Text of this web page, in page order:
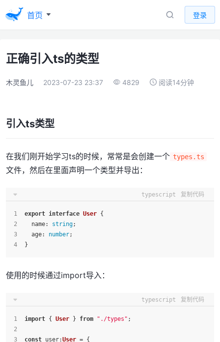
首页 登录
正确引入ts的类型
木灵鱼儿 2023-07-23 23:37 4829 阅读14分钟
引入ts类型
在我们刚开始学习ts的时候，常常是会创建一个 types.ts
文件，然后在里面声明一个类型并导出：
typescript 复制代码
export interface User {
name: string;
age: number;
}
使用的时候通过import导入：
typescript 复制代码
import { User } from "./types" ;
const user:User = {